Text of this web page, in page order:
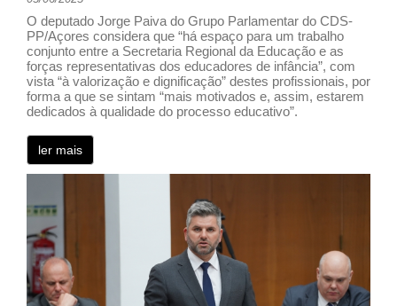
O deputado Jorge Paiva do Grupo Parlamentar do CDS-
PP/Açores considera que “há espaço para um trabalho
conjunto entre a Secretaria Regional da Educação e as
forças representativas dos educadores de infância”, com
vista “à valorização e dignificação” destes profissionais, por
forma a que se sintam “mais motivados e, assim, estarem
dedicados à qualidade do processo educativo”.
ler mais